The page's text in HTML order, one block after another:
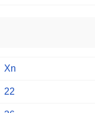
Xn
22